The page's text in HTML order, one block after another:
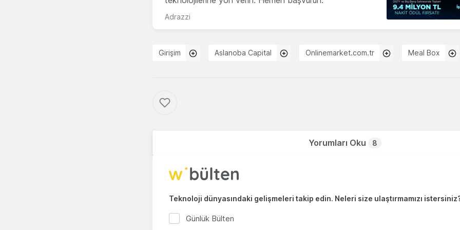
Adrazzi
Girişim Aslanoba Capital Onlinemarket.com.tr Meal Box
Yorumları Oku 8
Teknoloji dünyasındaki gelişmeleri takip edin. Neleri size ulaştırmamızı
Günlük Bülten